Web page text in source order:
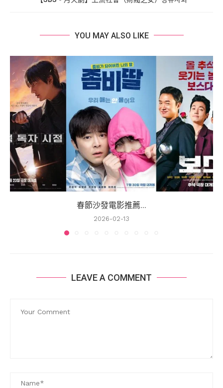
YOU MAY ALSO LIKE
春節沙發電影推薦...
2026-02-13
LEAVE A COMMENT